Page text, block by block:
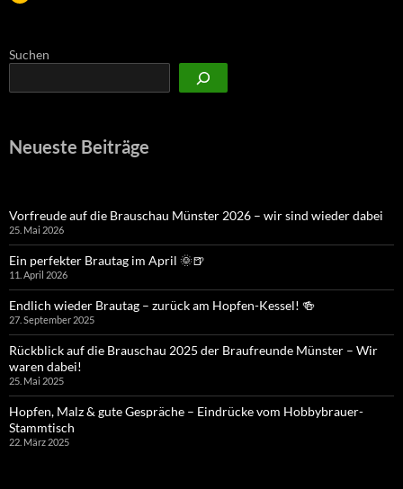
Suchen
Neueste Beiträge
Vorfreude auf die Brauschau Münster 2026 – wir sind wieder dabei
25. Mai 2026
Ein perfekter Brautag im April 🌞🍺
11. April 2026
Endlich wieder Brautag – zurück am Hopfen-Kessel! 🍻
27. September 2025
Rückblick auf die Brauschau 2025 der Braufreunde Münster – Wir
waren dabei!
25. Mai 2025
Hopfen, Malz & gute Gespräche – Eindrücke vom Hobbybrauer-
Stammtisch
22. März 2025